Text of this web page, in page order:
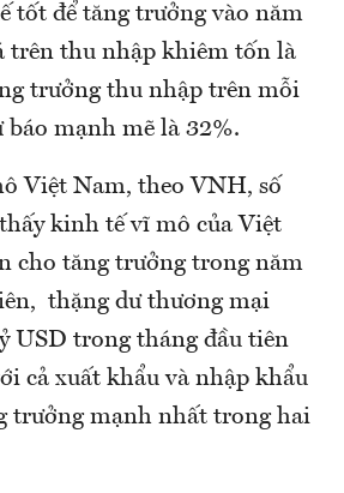
tốt để tăng trưởng vào năm
trên thu nhập khiêm tốn là
trưởng thu nhập trên mỗi
báo mạnh mẽ là 32%.
Việt Nam, theo VNH, số
kinh tế vĩ mô của Việt
cho tăng trưởng trong năm
thặng dư thương mại
USD trong tháng đầu tiên
cả xuất khẩu và nhập khẩu
trưởng mạnh nhất trong hai